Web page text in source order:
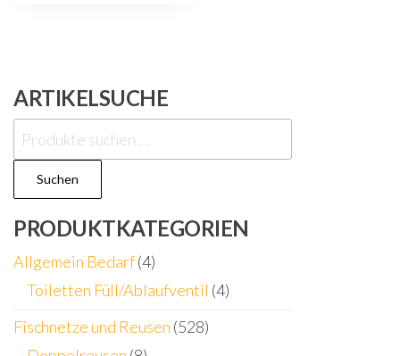
können
gewählt
ARTIKELSUCHE
Suchen
nach:
Suchen
PRODUKTKATEGORIEN
Allgemein Bedarf(4)
Toiletten Füll/Ablaufventil (4)
Fischnetze und Reusen (528)